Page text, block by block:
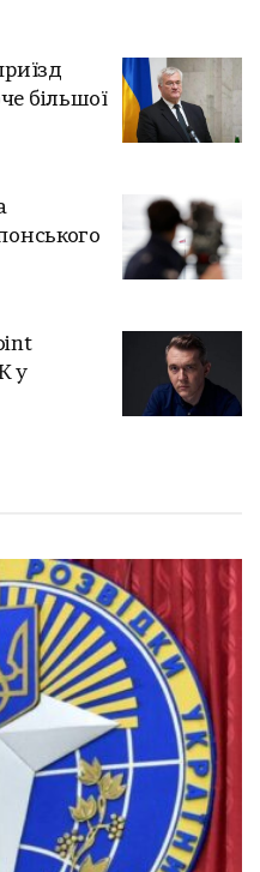
більшої
у